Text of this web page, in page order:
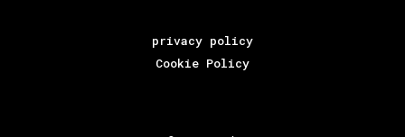
privacy policy
Cookie Policy